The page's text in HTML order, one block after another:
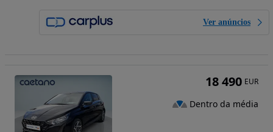
Ver anúncios
18 490 EUR
Dentro da média